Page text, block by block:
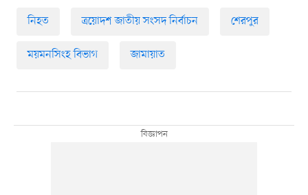
নিহত ত্রয়োদশ জাতীয় সংসদ নির্বাচন শেরপুর
ময়মনসিংহ বিভাগ জামায়াত